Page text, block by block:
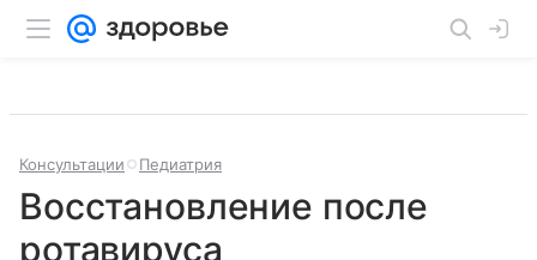
Консультации Педиатрия
Восстановление после
ротавируса